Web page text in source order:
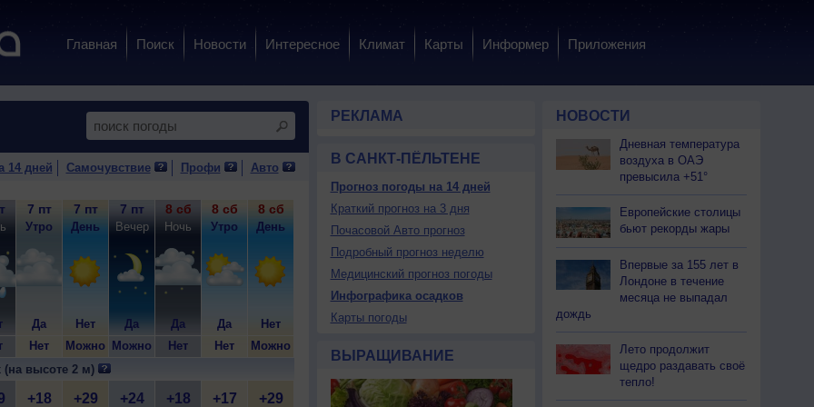
Главная Поиск Новости Интересное Климат Карты Информер Приложения
14 дней Самочувствие Профи Авто
7 пт
Утро
Да
Нет
7 пт
День
Нет
Можно
7 пт
Вечер
Да
Можно
8 сб
Ночь
Да
Нет
8 сб
Утро
Да
Нет
8 сб
День
Нет
Можно
Вечер
9 вс
Ночь
Да
9 вс
Утро
Да
9 вс
День
10 пн
Ночь
Можно
10 пн
Утро
Нет
10 пн
День
Да
10 пн
Вечер
Можно
11 вт
Ночь
(на высоте 2 м)
+18 +29 +24 +18 +17 +29 +17 +15 +33 +26
РЕКЛАМА
В САНКТ-ПЁЛЬТЕНЕ
Прогноз погоды на 14 дней
Краткий прогноз на 3 дня
Почасовой Авто прогноз
Подробный прогноз неделю
Медицинский прогноз погоды
Инфографика осадков
Карты погоды
ВЫРАЩИВАНИЕ
НОВОСТИ
Дневная температура
воздуха в ОАЭ
превысила +51°
Европейские столицы
бьют рекорды жары
Впервые за 155 лет в
Лондоне в течение
месяца не выпадал
дождь
Лето продолжит
щедро раздавать своё
тепло!